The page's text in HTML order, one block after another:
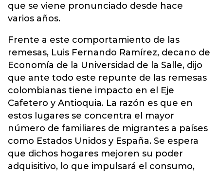
que se viene pronunciado desde hace
varios años.
Frente a este comportamiento de las
remesas, Luis Fernando Ramírez, decano de
Economía de la Universidad de la Salle, dijo
que ante todo este repunte de las remesas
colombianas tiene impacto en el Eje
Cafetero y Antioquia. La razón es que en
estos lugares se concentra el mayor
número de familiares de migrantes a países
como Estados Unidos y España. Se espera
que dichos hogares mejoren su poder
adquisitivo, lo que impulsará el consumo,